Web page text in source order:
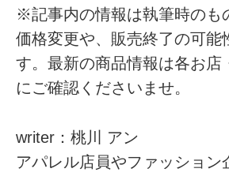
※記事内の情報は執筆時のも
価格変更や、販売終了の可能
す。最新の商品情報は各お店
にご確認くださいませ。
writer：桃川 アン
アパレル店員やファッション